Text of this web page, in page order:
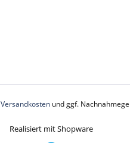
Versandkostenund ggf.
Realisiert mit Shopware